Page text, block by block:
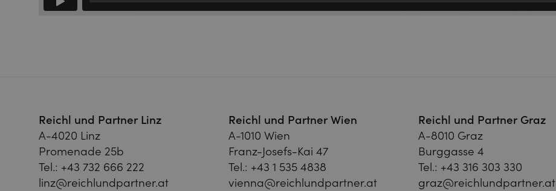
Reichl und Partner Linz
A-4020 Linz
Promenade 25b
Tel.: +43 732 666 222
linz@reichlundpartner.at
Reichl und Partner Wien
A-1010 Wien
Franz-Josefs-Kai 47
Tel.: +43 1 535 4838
vienna@reichlundpartner.at
Reichl und Partner Graz
A-8010 Graz
Burggasse 4
Tel.: +43 316 303 330
graz@reichlundpartner.at